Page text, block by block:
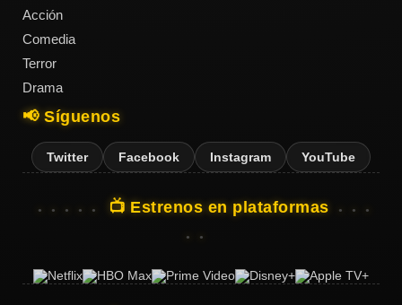
Acción
Comedia
Terror
Drama
📢 Síguenos
Twitter Facebook Instagram YouTube
📺 Estrenos en plataformas